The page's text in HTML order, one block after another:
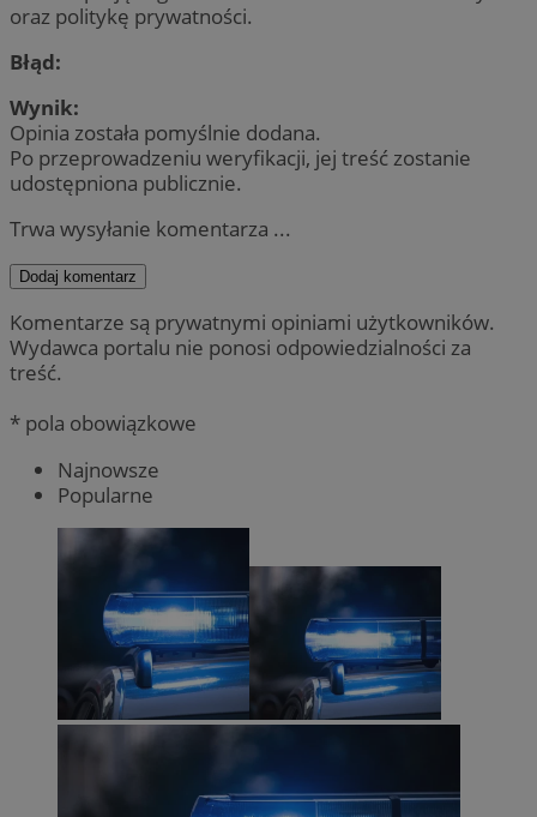
oraz politykę prywatności.
Błąd:
Wynik:
Opinia została pomyślnie dodana.
Po przeprowadzeniu weryfikacji, jej treść zostanie
udostępniona publicznie.
Trwa wysyłanie komentarza ...
Dodaj komentarz
Komentarze są prywatnymi opiniami użytkowników.
Wydawca portalu nie ponosi odpowiedzialności za
treść.
* pola obowiązkowe
Najnowsze
Popularne